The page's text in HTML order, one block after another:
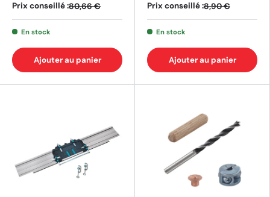
Prix conseillé :80,66 €
En stock
Ajouter au panier
Prix conseillé :8,90 €
En stock
Ajouter au panier